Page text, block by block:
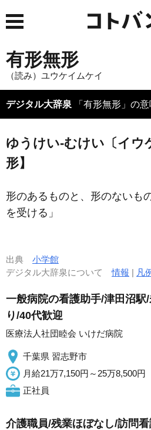
有形無形
（読み）ユウケイムケイ
デジタル大辞泉 「有形無形」の
ゆうけい‐むけい〔イウ
形】
形のあるものと、形のないも
を受ける」
出典 小学館
デジタル大辞泉について情報 | 凡
一般病院の看護助手/津田沼駅
り/40代歓迎
医療法人社団睦会 いけだ病院
千葉県 習志野市
月給21万7,150円～25万8,500円
正社員
介護職員/残業ほぼなし/訪問